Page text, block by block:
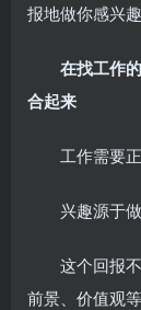
报地做你感兴趣
在找工作
合起来
工作需要
兴趣源于
这个回报
前景、价值观